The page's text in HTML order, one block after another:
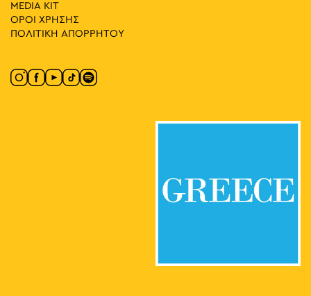
MEDIA ΚIT
ΟΡΟΙ ΧΡΗΣΗΣ
ΠΟΛΙΤΙΚΗ ΑΠΟΡΡΗΤΟΥ